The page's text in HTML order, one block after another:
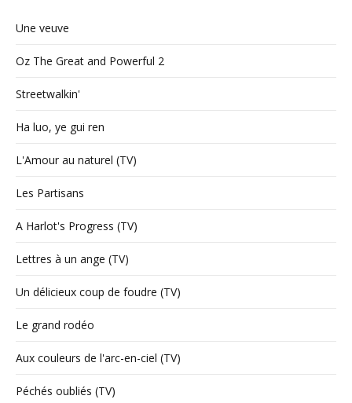
Une veuve
Oz The Great and Powerful 2
Streetwalkin'
Ha luo, ye gui ren
L'Amour au naturel (TV)
Les Partisans
A Harlot's Progress (TV)
Lettres à un ange (TV)
Un délicieux coup de foudre (TV)
Le grand rodéo
Aux couleurs de l'arc-en-ciel (TV)
Péchés oubliés (TV)